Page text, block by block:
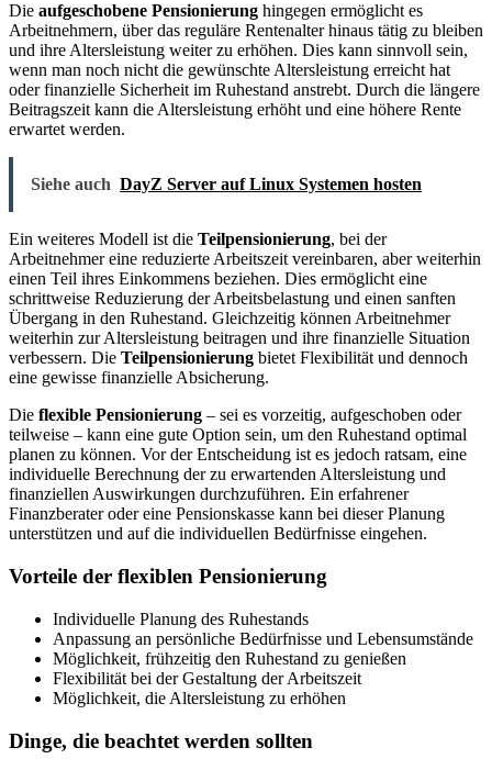
Die aufgeschobene Pensionierung hingegen ermöglicht es
Arbeitnehmern, über das reguläre Rentenalter hinaus tätig zu bleiben
und ihre Altersleistung weiter zu erhöhen. Dies kann sinnvoll sein,
wenn man noch nicht die gewünschte Altersleistung erreicht hat
oder finanzielle Sicherheit im Ruhestand anstrebt. Durch die längere
Beitragszeit kann die Altersleistung erhöht und eine höhere Rente
erwartet werden.
Siehe auch DayZ Server auf Linux Systemen hosten
Ein weiteres Modell ist die Teilpensionierung, bei der
Arbeitnehmer eine reduzierte Arbeitszeit vereinbaren, aber weiterhin
einen Teil ihres Einkommens beziehen. Dies ermöglicht eine
schrittweise Reduzierung der Arbeitsbelastung und einen sanften
Übergang in den Ruhestand. Gleichzeitig können Arbeitnehmer
weiterhin zur Altersleistung beitragen und ihre finanzielle Situation
verbessern. Die Teilpensionierung bietet Flexibilität und dennoch
eine gewisse finanzielle Absicherung.
Die flexible Pensionierung – sei es vorzeitig, aufgeschoben oder
teilweise – kann eine gute Option sein, um den Ruhestand optimal
planen zu können. Vor der Entscheidung ist es jedoch ratsam, eine
individuelle Berechnung der zu erwartenden Altersleistung und
finanziellen Auswirkungen durchzuführen. Ein erfahrener
Finanzberater oder eine Pensionskasse kann bei dieser Planung
unterstützen und auf die individuellen Bedürfnisse eingehen.
Vorteile der flexiblen Pensionierung
Individuelle Planung des Ruhestands
Anpassung an persönliche Bedürfnisse und Lebensumstände
Möglichkeit, frühzeitig den Ruhestand zu genießen
Flexibilität bei der Gestaltung der Arbeitszeit
Möglichkeit, die Altersleistung zu erhöhen
Dinge, die beachtet werden sollten